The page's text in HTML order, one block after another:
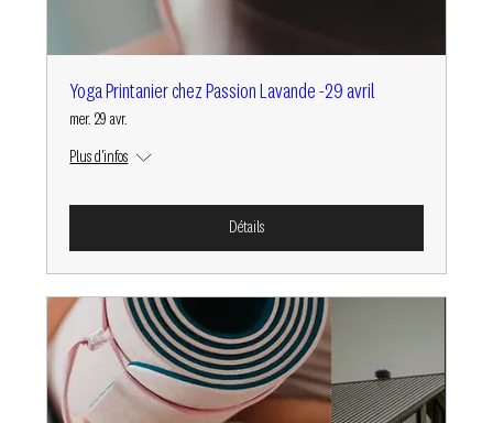
Yoga Printanier chez Passion Lavande -29 avril
mer. 29 avr.
Plus d'infos
Détails